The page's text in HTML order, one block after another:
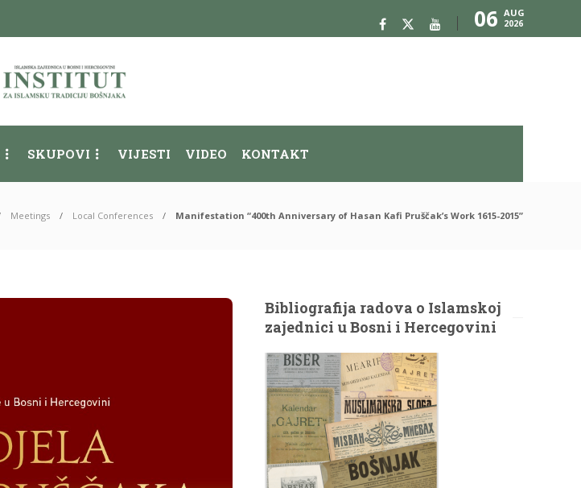
06 AUG
2026
SKUPOVI VIJESTI VIDEO KONTAKT
Meetings Local Conferences Manifestation “400th Anniversary of Hasan Kafi Pruščak’s Work 1615-2015”
Bibliografija radova o Islamskoj
zajednici u Bosni i Hercegovini